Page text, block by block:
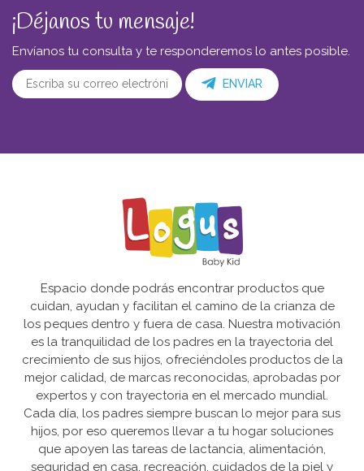
¡Déjanos tu mensaje!
Envíanos tu consulta y te responderemos lo antes posible.
ENVIAR
Espacio donde podrás encontrar productos que
cuidan, ayudan y facilitan el camino de la crianza de
los peques dentro y fuera de casa. Nuestra motivación
es la tranquilidad de los padres en la trayectoria del
crecimiento de sus hijos, ofreciéndoles productos de la
mejor calidad, de marcas reconocidas, aprobadas por
expertos y con trayectoria en el mercado mundial.
Cada día, los padres siempre buscan lo mejor para sus
hijos, por eso queremos llevar a tu hogar soluciones
que apoyen las tareas de lactancia, alimentación,
seguridad en casa, recreación, cuidados de la piel y